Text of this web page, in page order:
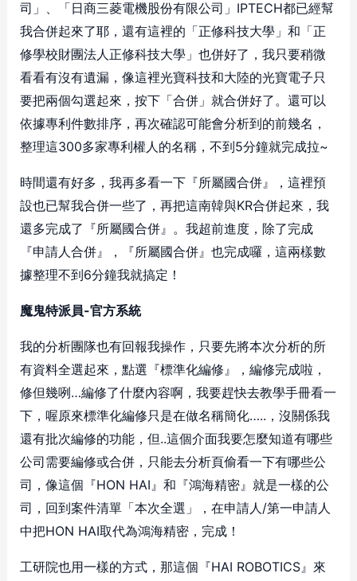
司」、「日商三菱電機股份有限公司」IPTECH都已經幫
我合併起來了耶，還有這裡的「正修科技大學」和「正
修學校財團法人正修科技大學」也併好了，我只要稍微
看看有沒有遺漏，像這裡光寶科技和大陸的光寶電子只
要把兩個勾選起來，按下「合併」就合併好了。還可以
依據專利件數排序，再次確認可能會分析到的前幾名，
整理這300多家專利權人的名稱，不到5分鐘就完成拉~
時間還有好多，我再多看一下『所屬國合併』，這裡預
設也已幫我合併一些了，再把這南韓與KR合併起來，我
還多完成了『所屬國合併』。我超前進度，除了完成
『申請人合併』，『所屬國合併』也完成囉，這兩樣數
據整理不到6分鐘我就搞定！
魔鬼特派員-官方系統
我的分析團隊也有回報我操作，只要先將本次分析的所
有資料全選起來，點選『標準化編修』，編修完成啦，
修但幾咧…編修了什麼內容啊，我要趕快去教學手冊看一
下，喔原來標準化編修只是在做名稱簡化…..，沒關係我
還有批次編修的功能，但..這個介面我要怎麼知道有哪些
公司需要編修或合併，只能去分析頁偷看一下有哪些公
司，像這個『HON HAI』和『鴻海精密』就是一樣的公
司，回到案件清單「本次全選」，在申請人/第一申請人
中把HON HAI取代為鴻海精密，完成！
工研院也用一樣的方式，那這個『HAI ROBOTICS』來